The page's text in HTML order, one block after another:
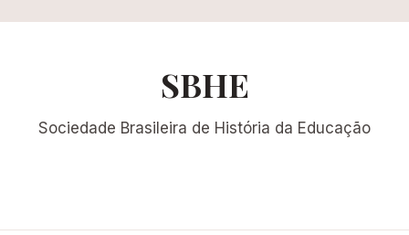
SBHE
Sociedade Brasileira de História da Educação